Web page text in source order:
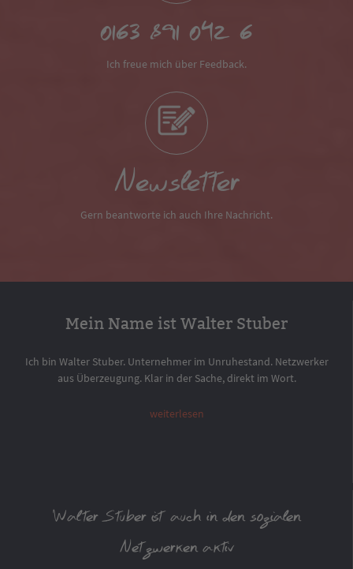
0163 891 042 6
Ich freue mich über Feedback.
Newsletter
Gern beantworte ich auch Ihre Nachricht.
Mein Name ist Walter Stuber
Ich bin Walter Stuber. Unternehmer im Unruhestand. Netzwerker
aus Überzeugung. Klar in der Sache, direkt im Wort.
weiterlesen
Walter Stuber ist auch in den sozialen
Netzwerken aktiv